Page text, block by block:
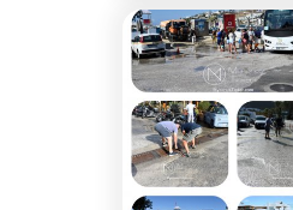
η